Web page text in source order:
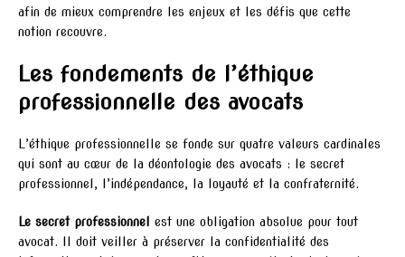
afin de mieux comprendre les enjeux et les défis que cette
notion recouvre.
Les fondements de l’éthique
professionnelle des avocats
L’éthique professionnelle se fonde sur quatre valeurs cardinales
qui sont au cœur de la déontologie des avocats : le secret
professionnel, l’indépendance, la loyauté et la confraternité.
Le secret professionnel
est une obligation absolue pour tout
avocat. Il doit veiller à préserver la confidentialité des